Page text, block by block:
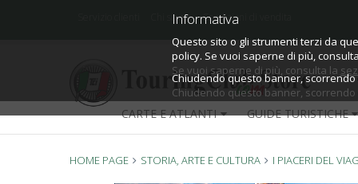
Informativa
Questo sito o gli strumenti terzi da
policy.
Se vuoi saperne di più, consulta la
Chiudendo questo banner,
Informativa
Questo sito o gli strumenti terzi da
policy. Se vuoi saperne di più,
Chiudendo questo banner,
Chi siamo Condizioni di vendita
CARTE E ATLANTI GUIDE TURISTICHE
HOME PAGE STORIA, ARTE E CULTURA I PIACERI DEL